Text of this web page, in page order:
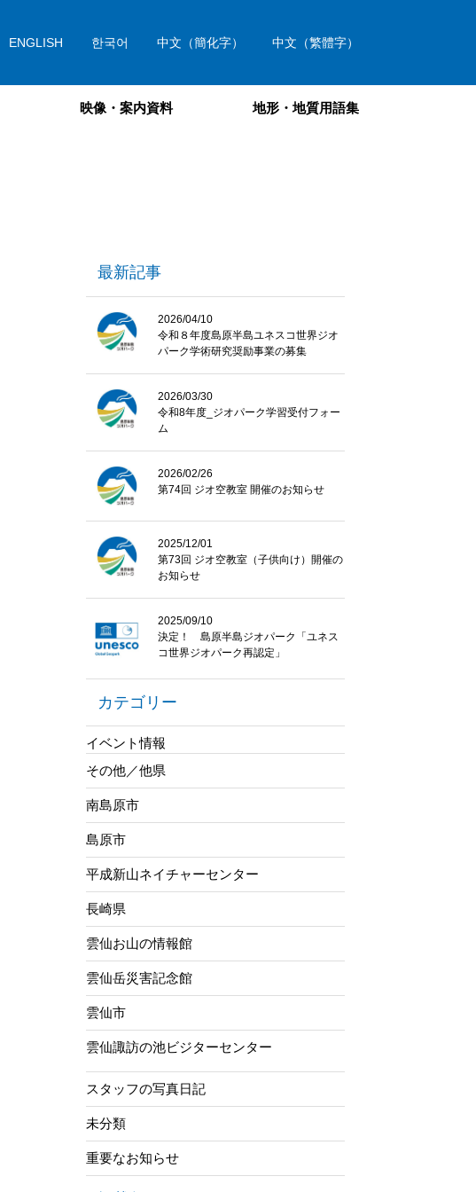
ENGLISH 한국어 中文（簡化字） 中文（繁體字）
映像・案内資料 地形・地質用語集
最新記事
2026/04/10
令和８年度島原半島ユネスコ世界ジオ
パーク学術研究奨励事業の募集
2026/03/30
令和8年度_ジオパーク学習受付フォー
ム
2026/02/26
第74回 ジオ空教室 開催のお知らせ
2025/12/01
第73回 ジオ空教室（子供向け）開催の
お知らせ
2025/09/10
決定！ 島原半島ジオパーク「ユネス
コ世界ジオパーク再認定」
カテゴリー
イベント情報
その他／他県
南島原市
島原市
平成新山ネイチャーセンター
長崎県
雲仙お山の情報館
雲仙岳災害記念館
雲仙市
雲仙諏訪の池ビジターセンター
スタッフの写真日記
未分類
重要なお知らせ